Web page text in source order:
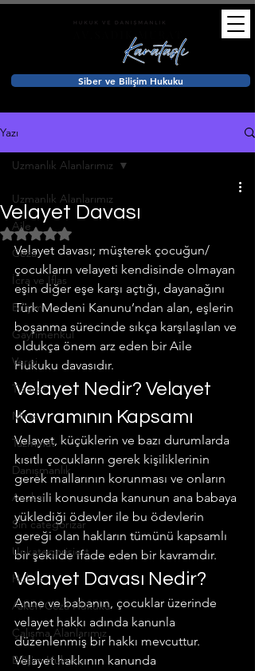
Siber ve Bilişim Hukuku
Yazı
Uzmanlık Alanlarımız
Aile
Ceza
İcra ve İflas
Bilişim
Gayrimenkul
Vergi
Ticaret
Miras
Tazminat
Danışmanlık
Avukat
Sin categorizar
Unkategorisiert
Hukuk
Askeri Ceza Hukuku
Çalışma Alanlarımız
Bilişim Hukuku
Uzmanlık Alanlarımız
Velayet Davası
5 üzerinden NaN yıldız
Velayet davası; müşterek çocuğun/
çocukların velayeti kendisinde olmayan
eşin diğer eşe karşı açtığı, dayanağını
Türk Medeni Kanunu’ndan alan, eşlerin
boşanma sürecinde sıkça karşılaşılan ve
oldukça önem arz eden bir Aile
Hukuku davasıdır.
Velayet Nedir? Velayet
Kavramının Kapsamı
Velayet, küçüklerin ve bazı durumlarda
kısıtlı çocukların gerek kişiliklerinin
gerek mallarının korunması ve onların
temsili konusunda kanunun ana babaya
yüklediği ödevler ile bu ödevlerin
gereği olan hakların tümünü kapsamlı
bir şekilde ifade eden bir kavramdır.
Velayet Davası Nedir?
Anne ve babanın, çocuklar üzerinde
velayet hakkı adında kanunla
düzenlenmiş bir hakkı mevcuttur.
Velayet hakkının kanunda